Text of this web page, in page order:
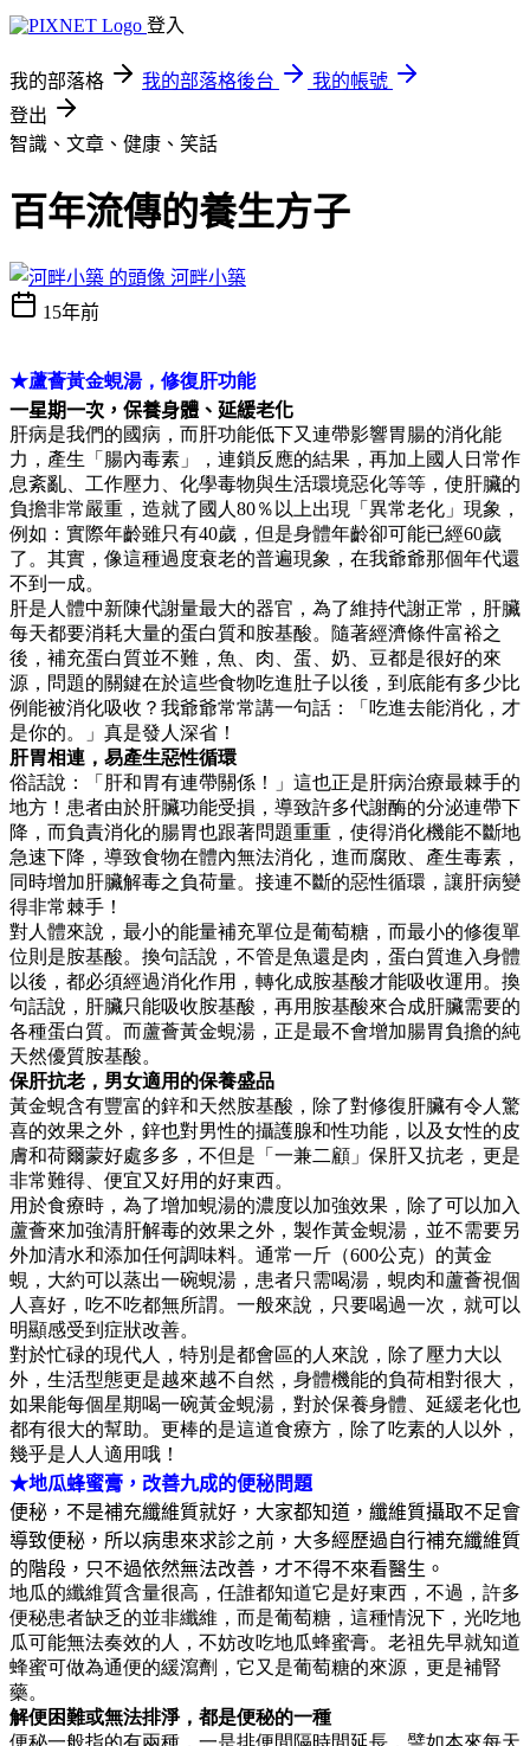
登入
我的部落格 我的部落格後台
我的帳號
登出
智識、文章、健康、笑話
百年流傳的養生方子
河畔小築
15年前
★蘆薈黃金蜆湯，修復肝功能
一星期一次，保養身體、延緩老化
肝病是我們的國病，而肝功能低下又連帶影響胃腸的消化能
力，產生「腸內毒素」，連鎖反應的結果，再加上國人日常作
息紊亂、工作壓力、化學毒物與生活環境惡化等等，使肝臟的
負擔非常嚴重，造就了國人80％以上出現「異常老化」現象，
例如：實際年齡雖只有40歲，但是身體年齡卻可能已經60歲
了。其實，像這種過度衰老的普遍現象，在我爺爺那個年代還
不到一成。
肝是人體中新陳代謝量最大的器官，為了維持代謝正常，肝臟
每天都要消耗大量的蛋白質和胺基酸。隨著經濟條件富裕之
後，補充蛋白質並不難，魚、肉、蛋、奶、豆都是很好的來
源，問題的關鍵在於這些食物吃進肚子以後，到底能有多少比
例能被消化吸收？我爺爺常常講一句話：「吃進去能消化，才
是你的。」真是發人深省！
肝胃相連，易產生惡性循環
俗話說：「肝和胃有連帶關係！」這也正是肝病治療最棘手的
地方！患者由於肝臟功能受損，導致許多代謝酶的分泌連帶下
降，而負責消化的腸胃也跟著問題重重，使得消化機能不斷地
急速下降，導致食物在體內無法消化，進而腐敗、產生毒素，
同時增加肝臟解毒之負荷量。接連不斷的惡性循環，讓肝病變
得非常棘手！
對人體來說，最小的能量補充單位是葡萄糖，而最小的修復單
位則是胺基酸。換句話說，不管是魚還是肉，蛋白質進入身體
以後，都必須經過消化作用，轉化成胺基酸才能吸收運用。換
句話說，肝臟只能吸收胺基酸，再用胺基酸來合成肝臟需要的
各種蛋白質。而蘆薈黃金蜆湯，正是最不會增加腸胃負擔的純
天然優質胺基酸。
保肝抗老，男女適用的保養盛品
黃金蜆含有豐富的鋅和天然胺基酸，除了對修復肝臟有令人驚
喜的效果之外，鋅也對男性的攝護腺和性功能，以及女性的皮
膚和荷爾蒙好處多多，不但是「一兼二顧」保肝又抗老，更是
非常難得、便宜又好用的好東西。
用於食療時，為了增加蜆湯的濃度以加強效果，除了可以加入
蘆薈來加強清肝解毒的效果之外，製作黃金蜆湯，並不需要另
外加清水和添加任何調味料。通常一斤（600公克）的黃金
蜆，大約可以蒸出一碗蜆湯，患者只需喝湯，蜆肉和蘆薈視個
人喜好，吃不吃都無所謂。一般來說，只要喝過一次，就可以
明顯感受到症狀改善。
對於忙碌的現代人，特別是都會區的人來說，除了壓力大以
外，生活型態更是越來越不自然，身體機能的負荷相對很大，
如果能每個星期喝一碗黃金蜆湯，對於保養身體、延緩老化也
都有很大的幫助。更棒的是這道食療方，除了吃素的人以外，
幾乎是人人適用哦！
★地瓜蜂蜜膏，改善九成的便秘問題
便秘，不是補充纖維質就好，大家都知道，纖維質攝取不足會
導致便秘，所以病患來求診之前，大多經歷過自行補充纖維質
的階段，只不過依然無法改善，才不得不來看醫生。
地瓜的纖維質含量很高，任誰都知道它是好東西，不過，許多
便秘患者缺乏的並非纖維，而是葡萄糖，這種情況下，光吃地
瓜可能無法奏效的人，不妨改吃地瓜蜂蜜膏。老祖先早就知道
蜂蜜可做為通便的緩瀉劑，它又是葡萄糖的來源，更是補腎
藥。
解便困難或無法排淨，都是便秘的一種
便秘一般指的有兩種，一是排便間隔時間延長，譬如本來每天